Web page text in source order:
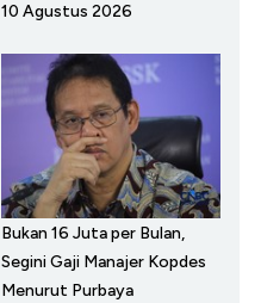
10 Agustus 2026
Bukan 16 Juta per Bulan,
Segini Gaji Manajer Kopdes
Menurut Purbaya